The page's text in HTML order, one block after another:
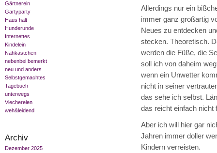
Gärtnerein
Gartyparty
Haus halt
Hunderunde
Internettes
Kindelein
Nähkästchen
nebenbei bemerkt
neu und anders
Selbstgemachtes
Tagebuch
unterwegs
Viechereien
weh&leidend
Archiv
Dezember 2025
Allerdings nur ein
immer ganz großartig
Neues zu entdecken
stecken. Theoretisch.
werden die Füße, die
soll ich von daheim
wenn ein Unwetter
nicht in seiner
das sehe ich selbst.
das reicht einfach nicht
Aber ich will hier gar
Jahren immer doller
Kindern verreisten.